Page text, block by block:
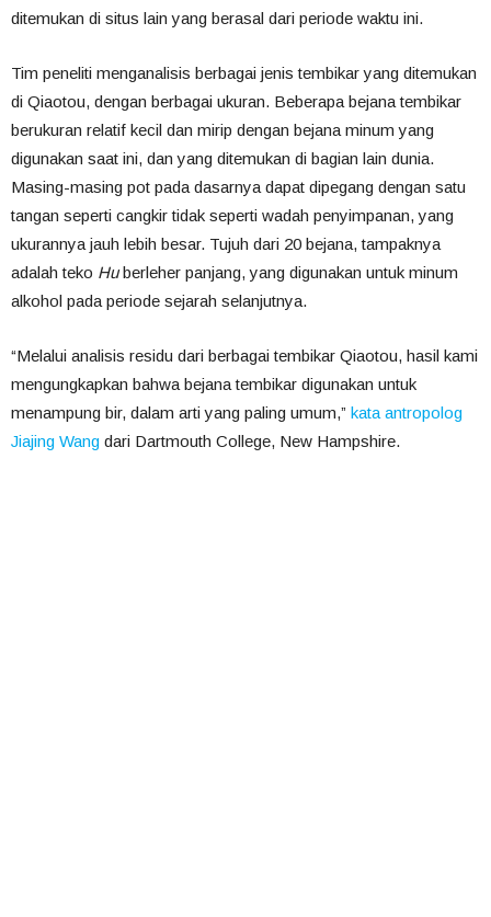
ditemukan di situs lain yang berasal dari periode waktu ini.
Tim peneliti menganalisis berbagai jenis tembikar yang ditemukan
di Qiaotou, dengan berbagai ukuran. Beberapa bejana tembikar
berukuran relatif kecil dan mirip dengan bejana minum yang
digunakan saat ini, dan yang ditemukan di bagian lain dunia.
Masing-masing pot pada dasarnya dapat dipegang dengan satu
tangan seperti cangkir tidak seperti wadah penyimpanan, yang
ukurannya jauh lebih besar. Tujuh dari 20 bejana, tampaknya
adalah teko Huberleher panjang, yang digunakan untuk minum
alkohol pada periode sejarah selanjutnya.
“Melalui analisis residu dari berbagai tembikar Qiaotou, hasil kami
mengungkapkan bahwa bejana tembikar digunakan untuk
menampung bir, dalam arti yang paling umum,” kata antropolog
Jiajing Wang dari Dartmouth College, New Hampshire.